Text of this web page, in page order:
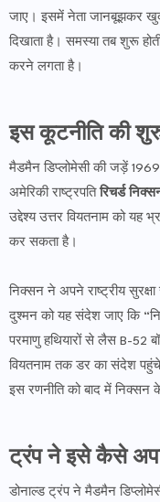
जाए। इसमें नेता जानबूझकर खुद
दिखाता है। समस्या तब शुरू
करने लगता है।
इस कूटनीति की
मैडमैन डिप्लोमेसी की जड़ें 1969
अमेरिकी राष्ट्रपतिरिचर्ड
उद्देश्य उत्तर वियतनाम को यह
कर सकता है।
निक्सन ने अपने राष्ट्रीय
दुश्मन को यह संदेश जाए कि
परमाणु हथियारों से लैस B-52
वियतनाम तक डर का संदेश
इस रणनीति को बाद में निक्सन
ट्रंप ने इसे कैसे
डोनाल्ड ट्रंप ने मैडमैन